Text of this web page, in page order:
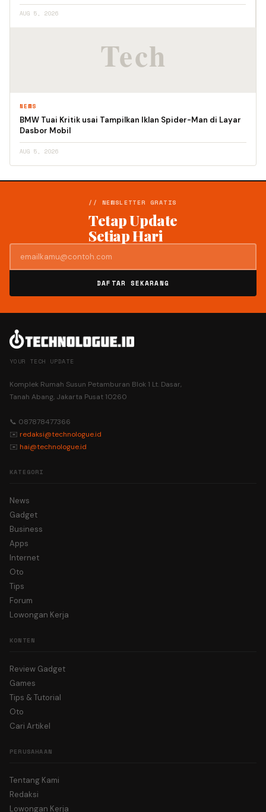
AUG 5, 2026
NEWS
BMW Tuai Kritik usai Tampilkan Iklan Spider-Man di Layar
Dasbor Mobil
AUG 5, 2026
// NEWSLETTER GRATIS
Tetap Update
Setiap Hari
DAFTAR SEKARANG
YOUR TECH UPDATE
Komplek Rumah Susun Petamburan Blok 1 Lt. Dasar,
Tanah Abang, Jakarta Pusat 10260
📞 087878477366
✉️ redaksi@technologue.id
✉️ hai@technologue.id
KATEGORI
News
Gadget
Business
Apps
Internet
Oto
Tips
Forum
Lowongan Kerja
KONTEN
Review Gadget
Games
Tips & Tutorial
Oto
Cari Artikel
PERUSAHAAN
Tentang Kami
Redaksi
Lowongan Kerja